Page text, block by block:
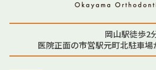
岡山駅徒歩2
医院正面の市営駅元町北駐車場